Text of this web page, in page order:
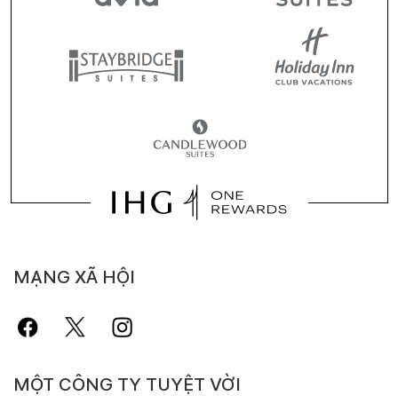
MẠNG XÃ HỘI
MỘT CÔNG TY TUYỆT VỜI